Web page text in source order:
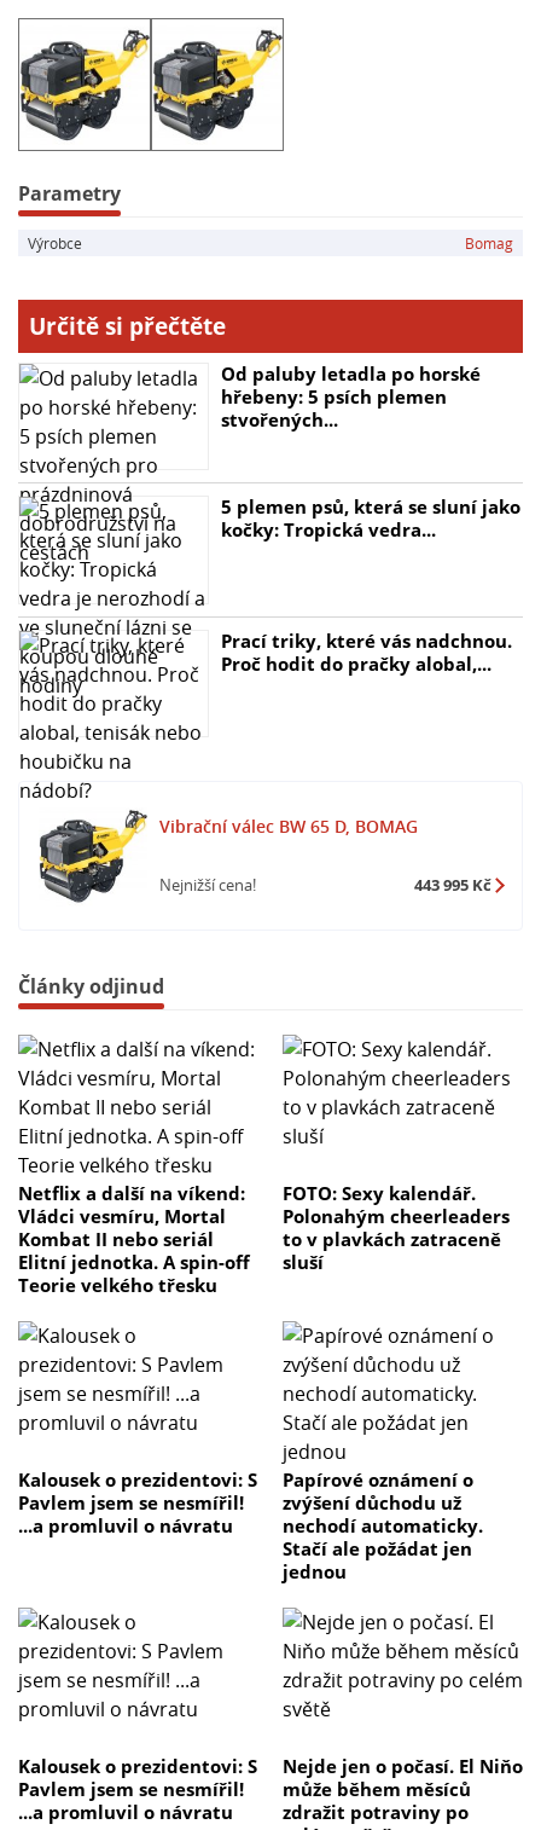
Hlavní parametry:
- Hmotnost: 740 kg
- Pracovní šířka: 650 mm
- Odstředivá síla: 25/13 kN
- Amplituda: 0,50/0,25 mm
- Motor: KOHLER KD15-440
- Výkon: 6,3 kW
- Startování: elektrostart, ruční
Parametry
Výrobce Bomag
Určitě si přečtěte
Od paluby letadla po horské
hřebeny: 5 psích plemen
stvořených...
5 plemen psů, která se sluní jako
kočky: Tropická vedra...
Prací triky, které vás nadchnou.
Proč hodit do pračky alobal,...
Vibrační válec BW 65 D, BOMAG
Nejnižší cena! 443 995 Kč
Články odjinud
Netflix a další na víkend:
Vládci vesmíru, Mortal
Kombat II nebo seriál
Elitní jednotka. A spin-off
Teorie velkého třesku
FOTO: Sexy kalendář.
Polonahým cheerleaders
to v plavkách zatraceně
sluší
Kalousek o prezidentovi: S
Pavlem jsem se nesmířil!
...a promluvil o návratu
Papírové oznámení o
zvýšení důchodu už
nechodí automaticky.
Stačí ale požádat jen
jednou
Kalousek o prezidentovi: S
Pavlem jsem se nesmířil!
...a promluvil o návratu
Nejde jen o počasí. El Niňo
může během měsíců
zdražit potraviny po